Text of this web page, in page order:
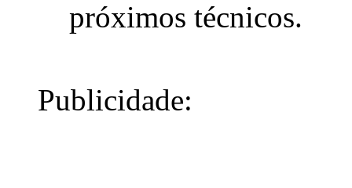
próximos técnicos.
Publicidade: